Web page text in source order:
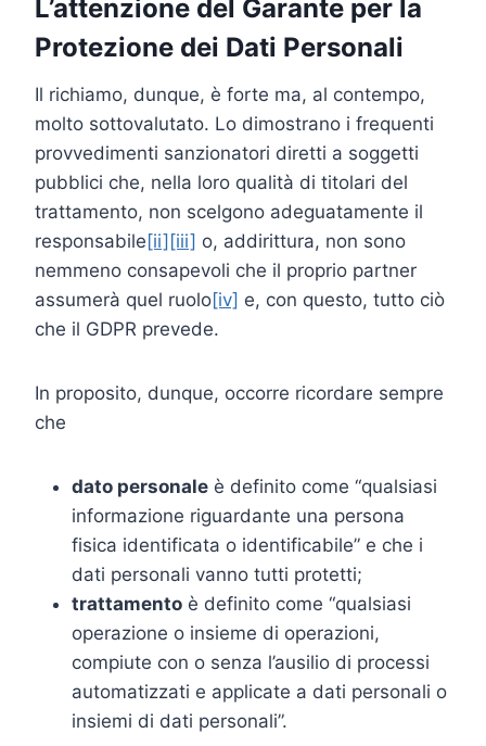
L’attenzione del Garante per la
Protezione dei Dati Personali
Il richiamo, dunque, è forte ma, al contempo,
molto sottovalutato. Lo dimostrano i frequenti
provvedimenti sanzionatori diretti a soggetti
pubblici che, nella loro qualità di titolari del
trattamento, non scelgono adeguatamente il
responsabile[ii][iii] o, addirittura, non sono
nemmeno consapevoli che il proprio partner
assumerà quel ruolo[iv] e, con questo, tutto ciò
che il GDPR prevede.
In proposito, dunque, occorre ricordare sempre
che
dato personale è definito come “qualsiasi
informazione riguardante una persona
fisica identificata o identificabile” e che i
dati personali vanno tutti protetti;
trattamento è definito come “qualsiasi
operazione o insieme di operazioni,
compiute con o senza l’ausilio di processi
automatizzati e applicate a dati personali o
insiemi di dati personali”.